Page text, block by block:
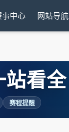
事中心 网站导航
站看全
赛程提醒